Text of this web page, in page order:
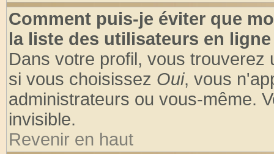
Comment puis-je éviter que
la liste des utilisateurs en
Dans votre profil, vous trouverez
si vous choisissez Oui, vous
administrateurs ou vous-même.
invisible.
Revenir en haut